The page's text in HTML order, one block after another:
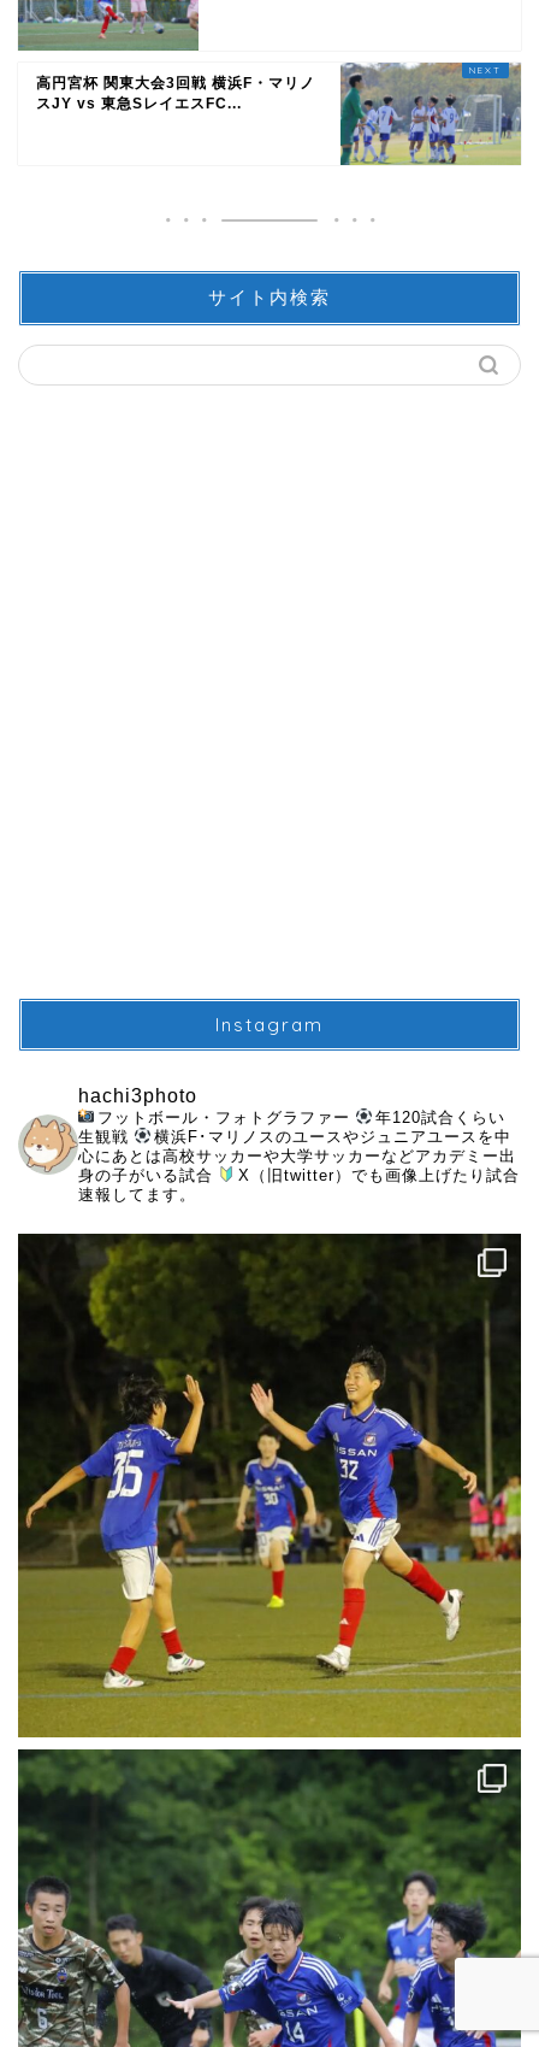
高円宮杯 関東大会3回戦 横浜F・マリノ
スJY vs 東急SレイエスFC...
サイト内検索
Instagram
hachi3photo
フットボール・フォトグラファー
年120試合くらい
生観戦
横浜F･マリノスのユースやジュニアユースを中
心にあとは高校サッカーや大学サッカーなどアカデミー出
身の子がいる試合
X（旧twitter）でも画像上げたり試合
速報してます。